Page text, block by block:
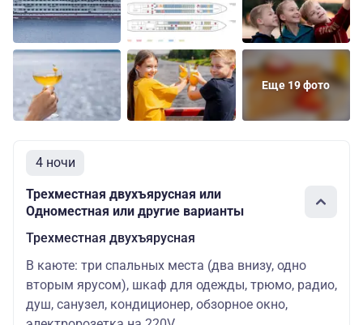
Еще 19 фото
4 ночи
Трехместная двухъярусная или
Одноместная или другие варианты
Трехместная двухъярусная
В каюте: три спальных места (два внизу, одно
вторым ярусом), шкаф для одежды, трюмо, радио,
душ, санузел, кондиционер, обзорное окно,